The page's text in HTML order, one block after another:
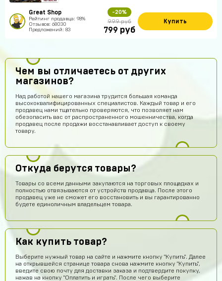
Great Shop
Рейтинг продавца: 98%
Отзывов: 68030
Предложений: 83
-20%
999 руб
799 руб
Купить
Чем вы отличаетесь от других
магазинов?
Над работой нашего магазина трудится большая команда
высококвалифицированных специалистов. Каждый товар и его
продавец нами тщательно проверяются, что позволяет нам
обезопасить вас от распространенного мошенничества, когда
продавец после продажи восстанавливает доступ к своему
товару.
Откуда берутся товары?
Товары со всеми данными закупаются на торговых площадках и
полностью отвязываются от устройств продавца. После этого
продавец уже не сможет его восстановить и вы гарантированно
будете единоличным владельцем товара.
Как купить товар?
Выберите нужный товар на сайте и нажмите кнопку "Купить". Далее
на открывшейся странице товара снова нажмите кнопку "Купить",
введите свою почту для доставки заказа и подтвердите покупку,
нажав на кнопку "Оплатить и играть". После чего выберите